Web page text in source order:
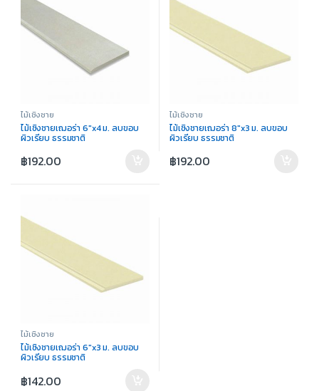
ไม้เชิงชาย
ไม้เชิงชายเฌอร่า 6″x4 ม. ลบขอบ
ผิวเรียบ ธรรมชาติ
฿192.00
ไม้เชิงชาย
ไม้เชิงชายเฌอร่า 8″x3 ม. ลบขอบ
ผิวเรียบ ธรรมชาติ
฿192.00
ไม้เชิงชาย
ไม้เชิงชายเฌอร่า 6″x3 ม. ลบขอบ
ผิวเรียบ ธรรมชาติ
฿142.00